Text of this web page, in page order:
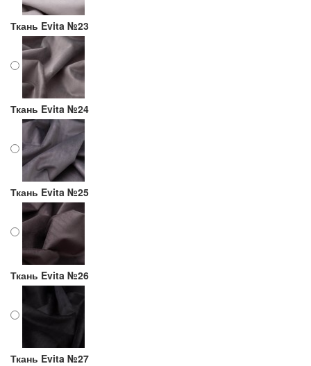
Ткань Evita №23
Ткань Evita №24
Ткань Evita №25
Ткань Evita №26
Ткань Evita №27